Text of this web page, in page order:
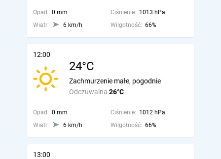
Opad: 0 mm Ciśnienie: 1013 hPa
Wiatr:
6 km/h Wilgotność: 66%
12:00
24°C
Odczuwalna 26°C
Zachmurzenie małe, pogodnie
Opad: 0 mm Ciśnienie: 1012 hPa
Wiatr:
6 km/h Wilgotność: 66%
13:00